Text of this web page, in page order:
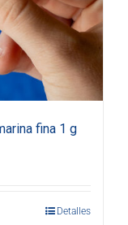
fina 1 g
Detalles